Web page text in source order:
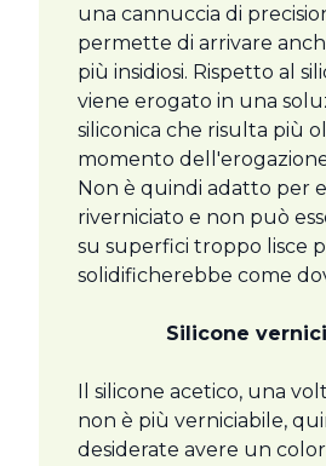
una cannuccia di
permette di arrivare
più insidiosi. Rispetto al
viene erogato in una
siliconica che risulta più
momento
Non è quindi adatto per
riverniciato e non può
su superfici troppo lisce
solidificherebbe come
Silicone
Il silicone acetico, una
non è più verniciabile,
desiderate avere un